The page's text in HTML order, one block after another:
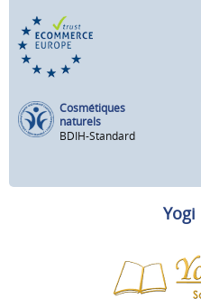
Cosmétiques
naturels
BDIH-Standard
Yogi